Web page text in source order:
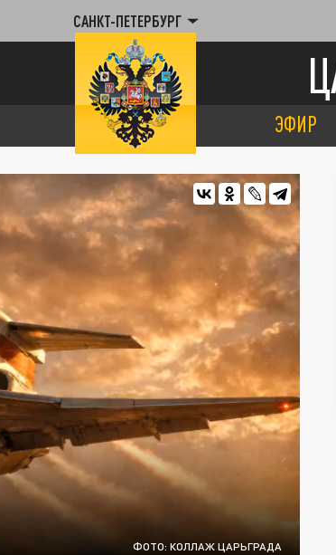
САНКТ-ПЕТЕРБУРГ
ЭФИР
ФОТО: КОЛЛАЖ ЦАРЬГРАДА